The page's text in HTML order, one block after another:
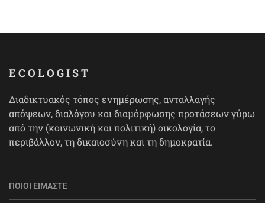
ECOLOGIST
Διαδικτυακός τόπος ενημέρωσης, ανταλλαγής
απόψεων, διαλόγου και διαμόρφωσης προτάσεων γύρω
από την (κοινωνική και πολιτική) οικολογία, το
περιβάλλον, τη δικαιοσύνη και τη δημοκρατία.
ΠΟΙΟΙ ΕΊΜΑΣΤΕ